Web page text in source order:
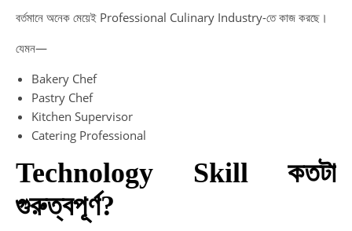
বর্তমানে অনেক মেয়েই Professional Culinary Industry-তে কাজ করছে।
যেমন—
Bakery Chef
Pastry Chef
Kitchen Supervisor
Catering Professional
Technology Skill কতটা
গুরুত্বপূর্ণ?